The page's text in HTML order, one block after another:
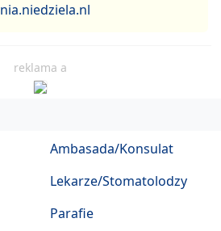
reklama a
Ambasada/Konsulat
Lekarze/Stomatolodzy
Parafie